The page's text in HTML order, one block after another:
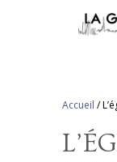
Accueil /